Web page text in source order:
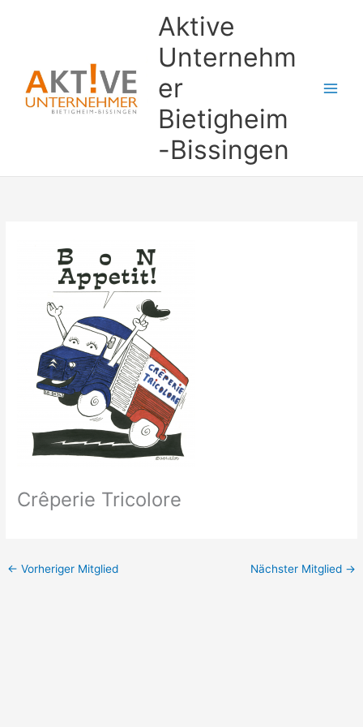
Aktive
Unternehm
er
Bietigheim
-Bissingen
Crêperie Tricolore
← Vorheriger Mitglied Nächster Mitglied →